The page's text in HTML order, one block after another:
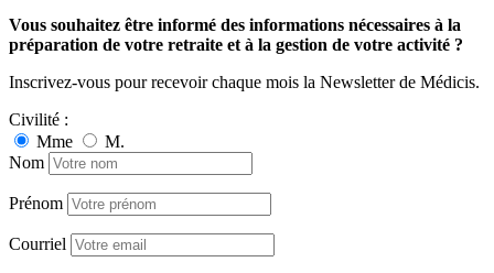
Vous souhaitez être informé des informations nécessaires à la
préparation de votre retraite et à la gestion de votre activité ?
Inscrivez-vous pour recevoir chaque mois la Newsletter de Médicis.
Civilité :
Mme
M.
Nom
Prénom
Courriel